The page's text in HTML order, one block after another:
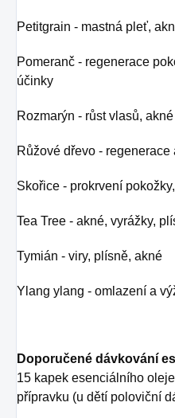
Petitgrain - mastná pleť,
Pomeranč - regenerace
účinky
Rozmarýn - růst vlasů, akné
Růžové dřevo -
Skořice - prokrvení
Tea Tree - akné, vyrážky,
Tymián - viry, plísně, akné
Ylang ylang - omlazení a
Doporučené dávkování
15 kapek esenciálního
přípravku (u dětí poloviční